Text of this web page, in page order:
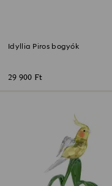
Idyllia Piros bogyók
29 900 Ft